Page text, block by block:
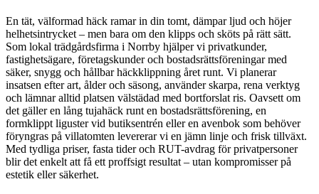
En tät, välformad häck ramar in din tomt, dämpar ljud och höjer
helhetsintrycket – men bara om den klipps och sköts på rätt sätt.
Som lokal trädgårdsfirma i Norrby hjälper vi privatkunder,
fastighetsägare, företagskunder och bostadsrättsföreningar med
säker, snygg och hållbar häckklippning året runt. Vi planerar
insatsen efter art, ålder och säsong, använder skarpa, rena verktyg
och lämnar alltid platsen välstädad med bortforslat ris. Oavsett om
det gäller en lång tujahäck runt en bostadsrättsförening, en
formklippt liguster vid butiksentrén eller en avenbok som behöver
föryngras på villatomten levererar vi en jämn linje och frisk tillväxt.
Med tydliga priser, fasta tider och RUT-avdrag för privatpersoner
blir det enkelt att få ett proffsigt resultat – utan kompromisser på
estetik eller säkerhet.